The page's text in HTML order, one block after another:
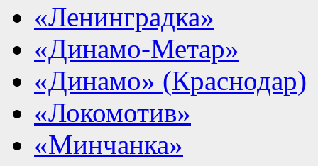
«Ленинградка»
«Динамо-Метар»
«Динамо» (Краснодар)
«Локомотив»
«Минчанка»